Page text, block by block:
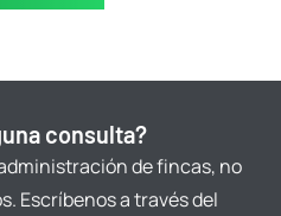
consulta?
de fincas, no
Escríbenos a través del